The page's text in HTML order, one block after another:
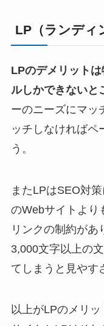
LP（ランディ
LPのデメリット
ルしかできないと
ーのニーズにマッ
ッチしなければペ
う。
またLPはSEO対
のWebサイトより
リンクの制約があ
3,000文字以上の
てしまうと見やす
以上がLPのメリ